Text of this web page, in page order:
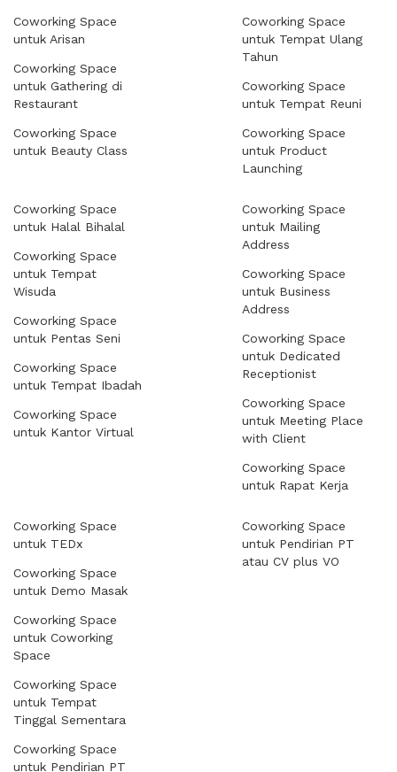
Coworking Space
untuk Arisan
Coworking Space
untuk Gathering di
Restaurant
Coworking Space
untuk Beauty Class
Coworking Space
untuk Tempat Ulang
Tahun
Coworking Space
untuk Tempat Reuni
Coworking Space
untuk Product
Launching
Coworking Space
untuk Halal Bihalal
Coworking Space
untuk Tempat
Wisuda
Coworking Space
untuk Pentas Seni
Coworking Space
untuk Tempat Ibadah
Coworking Space
untuk Kantor Virtual
Coworking Space
untuk Mailing
Address
Coworking Space
untuk Business
Address
Coworking Space
untuk Dedicated
Receptionist
Coworking Space
untuk Meeting Place
with Client
Coworking Space
untuk Rapat Kerja
Coworking Space
untuk TEDx
Coworking Space
untuk Demo Masak
Coworking Space
untuk Coworking
Space
Coworking Space
untuk Tempat
Tinggal Sementara
Coworking Space
untuk Pendirian PT
Coworking Space
untuk Pendirian PT
atau CV plus VO